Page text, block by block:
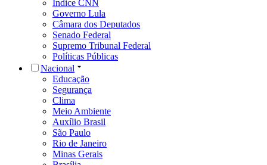
Índice CNN
Governo Lula
Câmara dos Deputados
Senado Federal
Supremo Tribunal Federal
Políticas Públicas
Nacional
Educação
Segurança
Clima
Meio Ambiente
Auxílio Brasil
São Paulo
Rio de Janeiro
Minas Gerais